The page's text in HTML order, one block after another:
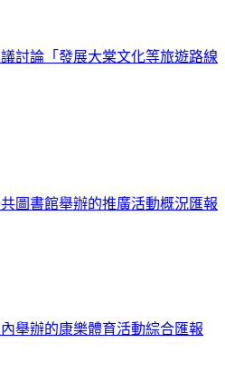
討論「發展大棠文化等旅遊路線
圖書館舉辦的推廣活動概況匯報
舉辦的康樂體育活動綜合匯報